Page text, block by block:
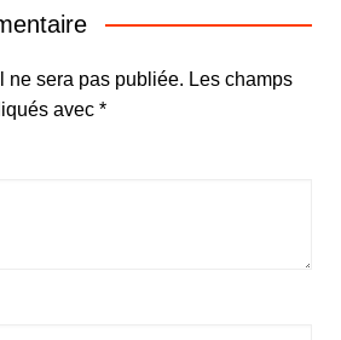
ne sera pas publiée. Les champs
avec *